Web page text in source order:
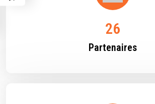
55
Partenaires